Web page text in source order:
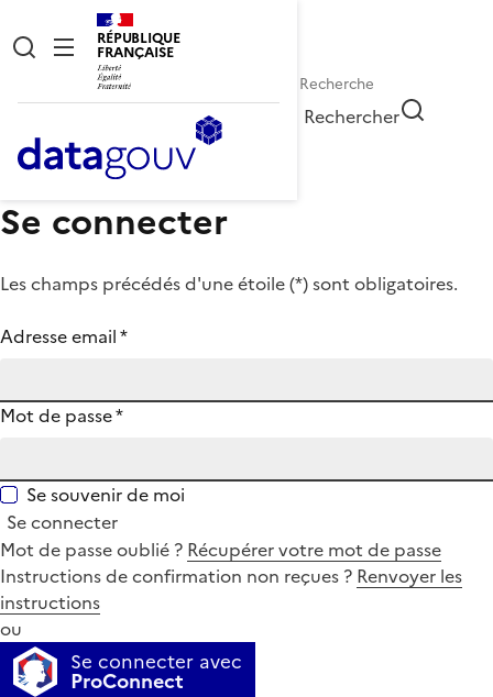
RÉPUBLIQUE
FRANÇAISE
Rechercher
Se connecter
Les champs précédés d'une étoile (*) sont obligatoires.
Adresse email*
Mot de passe*
Se souvenir de moi
Se connecter
Mot de passe oublié ? Récupérer votre mot de passe
Instructions de confirmation non reçues ? Renvoyer les
instructions
ou
Se connecter avec
ProConnect